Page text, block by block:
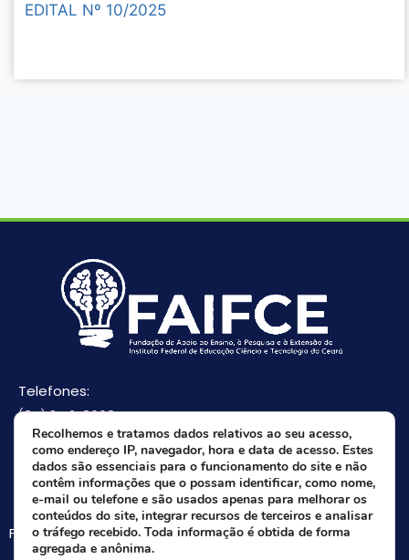
EDITAL Nº 10/2025
Telefones:
(85) 3512-8668
(85) 9 8165-0582(Whatsapp)
E-mail:
faifce@faifce.ifce.edu.br
Fale agora com nossa equipe:
Recolhemos e tratamos dados relativos ao seu acesso,
como endereço IP, navegador, hora e data de acesso. Estes
dados são essenciais para o funcionamento do site e não
contêm informações que o possam identificar, como nome,
e-mail ou telefone e são usados apenas para melhorar os
conteúdos do site, integrar recursos de terceiros e analisar
o tráfego recebido. Toda informação é obtida de forma
agregada e anônima.